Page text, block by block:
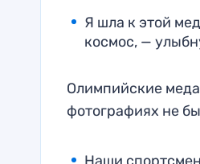
Я шла к этой
космос, —
Олимпийские
фотографиях не